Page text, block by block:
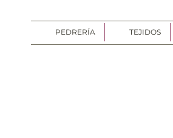
PEDRERÍA TEJIDOS